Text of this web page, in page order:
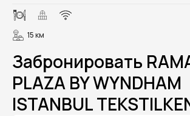
15 км
Забронировать
PLAZA BY WYNDHAM
ISTANBUL